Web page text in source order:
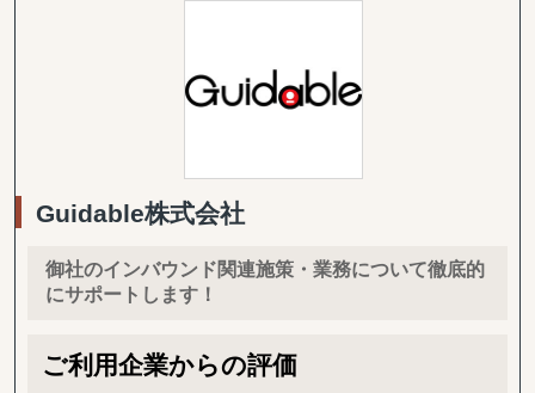
また、労務相談、訴訟対応、トラブル時の緊急対応、ビザサポー
ト、債権回収等柔軟にクライアントをサポート致します。
Guidable株式会社
御社のインバウンド関連施策・業務について徹底的
にサポートします！
ご利用企業からの評価